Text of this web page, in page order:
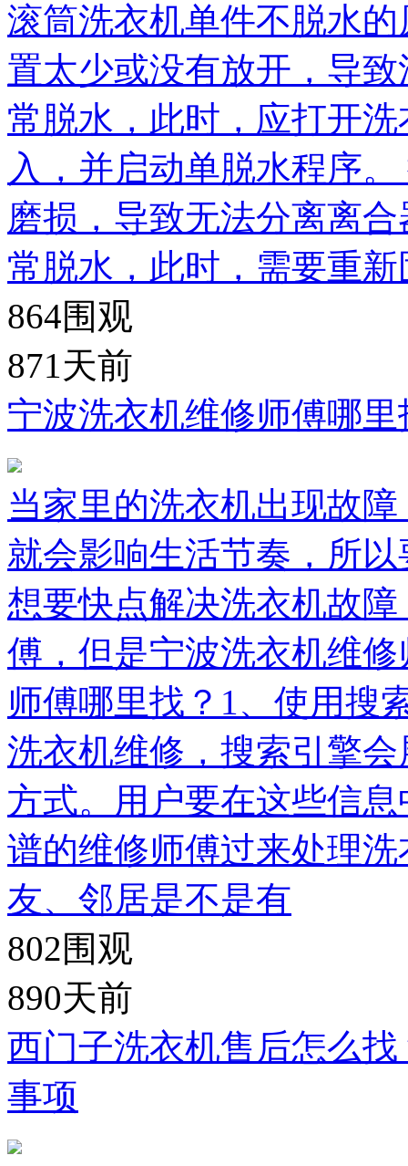
滚筒洗衣机单件不脱水
置太少或没有放开，导
常脱水，此时，应打开
入，并启动单脱水程序
磨损，导致无法分离离
常脱水，此时，需要重
864围观
871天前
宁波洗衣机维修师傅哪
当家里的洗衣机出现故
就会影响生活节奏，所
想要快点解决洗衣机故
傅，但是宁波洗衣机维
师傅哪里找？1、使用搜
洗衣机维修，搜索引擎
方式。用户要在这些信
谱的维修师傅过来处理
友、邻居是不是有
802围观
890天前
西门子洗衣机售后怎么
事项